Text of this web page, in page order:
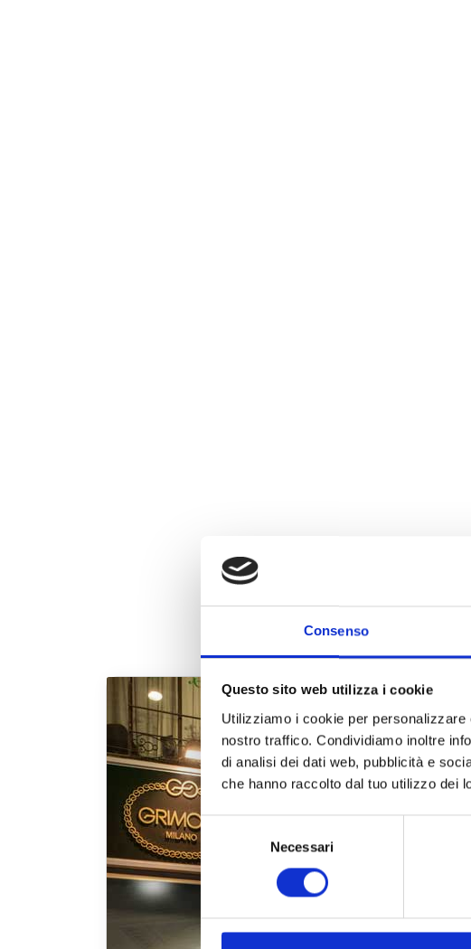
Consenso
Questo sito web utilizza i cookie
Utilizziamo i cookie per
nostro traffico. Condividiamo inoltre
di analisi dei dati web, pubblicità e
che hanno raccolto dal tuo utilizzo dei
Selezione
consenso
Necessari